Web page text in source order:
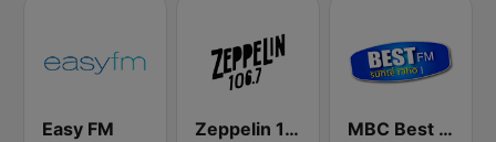
Easy FM Zeppelin 106.7 FM MBC Best FM